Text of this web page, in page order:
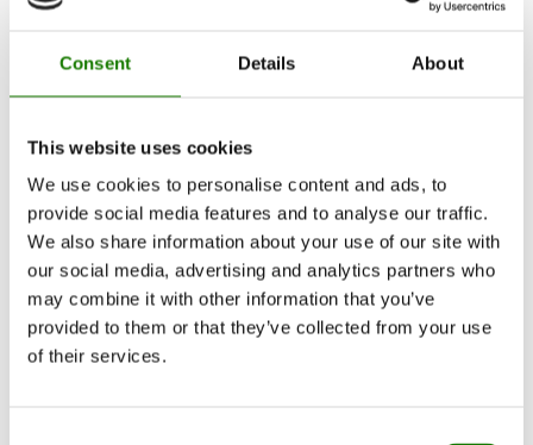
Consent Details About
This website uses cookies
We use cookies to personalise content and ads, to
provide social media features and to analyse our traffic.
We also share information about your use of our site with
our social media, advertising and analytics partners who
may combine it with other information that you’ve
provided to them or that they’ve collected from your use
of their services.
Tillbehör för gaskaminer
Biokaminer
Tillbehör
Dokumentation och guider
Inspiration
RAIS World
Att tänka på före ditt köp
Råd och vägledning
Så väljer du rätt braskamin
Bli inspirerad
FAQ
Kataloger
Kontakt